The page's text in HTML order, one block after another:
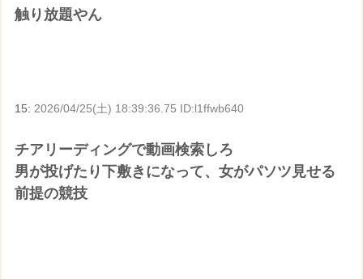
触り放題やん
15: 2026/04/25(土) 18:39:36.75 ID:l1ffwb640
チアリーディングで動画検索しろ
男が投げたり下敷きになって、女がパソツ見せる
前提の競技